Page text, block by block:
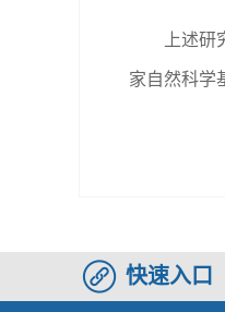
上述
家自然科学
快速入口